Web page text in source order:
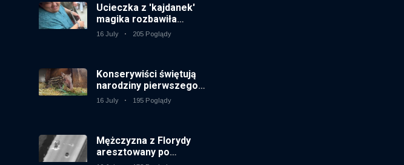
Ucieczka z 'kajdanek'
magika rozbawiła
publiczność
16 July 205 Poglądy
Konserywiści świętują
narodziny pierwszego
tapira nizinne w
brytyjskim zoo od 14 lat
16 July 195 Poglądy
Mężczyzna z Florydy
aresztowany po